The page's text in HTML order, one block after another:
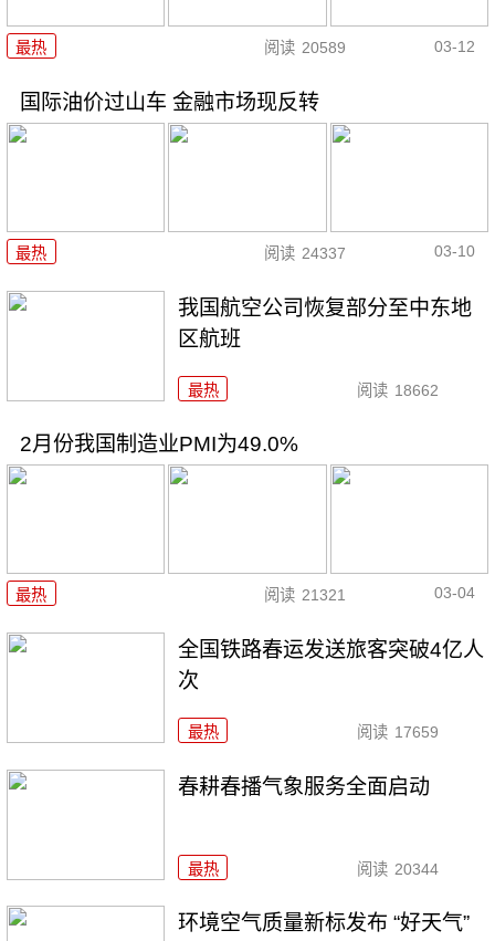
最热 阅读 20589 03-12
国际油价过山车 金融市场现反转
最热 阅读 24337 03-10
我国航空公司恢复部分至中东地
区航班
最热 阅读 18662
2月份我国制造业PMI为49.0%
最热 阅读 21321 03-04
全国铁路春运发送旅客突破4亿人
次
最热 阅读 17659
春耕春播气象服务全面启动
最热 阅读 20344
环境空气质量新标发布 “好天气”